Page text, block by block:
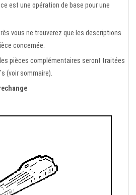
est une opération de base pour une
vous ne trouverez que les descriptions
concernée.
pièces complémentaires seront traitées
(voir sommaire).